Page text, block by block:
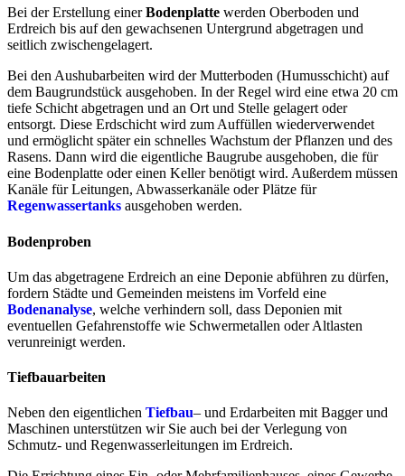
Bei der Erstellung einerBodenplatte werden Oberboden und
Erdreich bis auf den gewachsenen Untergrund abgetragen und
seitlich zwischengelagert.
Bei den Aushubarbeiten wird der Mutterboden (Humusschicht) auf
dem Baugrundstück ausgehoben. In der Regel wird eine etwa 20 cm
tiefe Schicht abgetragen und an Ort und Stelle gelagert oder
entsorgt. Diese Erdschicht wird zum Auffüllen wiederverwendet
und ermöglicht später ein schnelles Wachstum der Pflanzen und des
Rasens. Dann wird die eigentliche Baugrube ausgehoben, die für
eine Bodenplatte oder einen Keller benötigt wird. Außerdem müssen
Kanäle für Leitungen, Abwasserkanäle oder Plätze für
Regenwassertanks ausgehoben werden.
Bodenproben
Um das abgetragene Erdreich an eine Deponie abführen zu dürfen,
fordern Städte und Gemeinden meistens im Vorfeld eine
Bodenanalyse, welche verhindern soll, dass Deponien mit
eventuellen Gefahrenstoffe wie Schwermetallen oder Altlasten
verunreinigt werden.
Tiefbauarbeiten
Neben den eigentlichen Tiefbau– und Erdarbeiten mit Bagger und
Maschinen unterstützen wir Sie auch bei der Verlegung von
Schmutz- und Regenwasserleitungen im Erdreich.